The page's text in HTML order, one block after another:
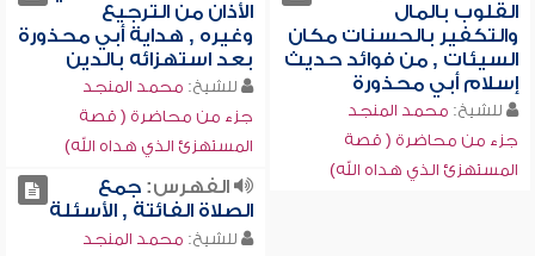
القلوب بالمال
والتكفير بالحسنات مكان
السيئات , من فوائد حديث
إسلام أبي محذورة
للشيخ: محمد المنجد
جزء من محاضرة ( قصة
المستهزئ الذي هداه الله)
الأذان من الترجيع
وغيره , هداية أبي محذورة
بعد استهزائه بالدين
للشيخ: محمد المنجد
جزء من محاضرة ( قصة
المستهزئ الذي هداه الله)
الفهرس:جمع
الصلاة الفائتة , الأسئلة
للشيخ: محمد المنجد